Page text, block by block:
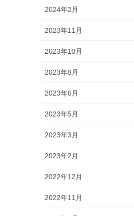
2024年2月
2023年11月
2023年10月
2023年8月
2023年6月
2023年5月
2023年3月
2023年2月
2022年12月
2022年11月